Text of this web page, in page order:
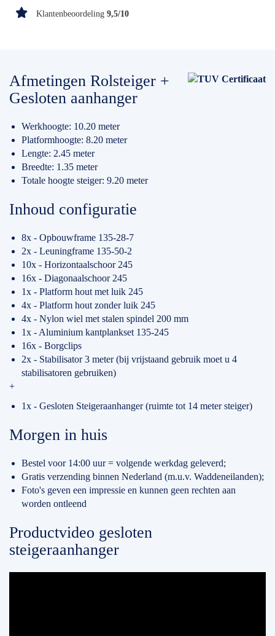
Klantenbeoordeling 9,5/10
Afmetingen Rolsteiger +
Gesloten aanhanger
Werkhoogte: 10.20 meter
Platformhoogte: 8.20 meter
Lengte: 2.45 meter
Breedte: 1.35 meter
Totale hoogte steiger: 9.20 meter
Inhoud configuratie
8x - Opbouwframe 135-28-7
2x - Leuningframe 135-50-2
10x - Horizontaalschoor 245
16x - Diagonaalschoor 245
1x - Platform hout met luik 245
4x - Platform hout zonder luik 245
4x - Nylon wiel met stalen spindel 200 mm
1x - Aluminium kantplankset 135-245
16x - Borgclips
2x - Stabilisator 3 meter (bij vrijstaand gebruik moet u 4
stabilisatoren gebruiken)
+
1x - Gesloten Steigeraanhanger (ruimte tot 14 meter steiger)
Morgen in huis
Bestel voor 14:00 uur = volgende werkdag geleverd;
Gratis verzending binnen Nederland (m.u.v. Waddeneilanden);
Foto's geven een impressie en kunnen geen rechten aan
worden ontleend
Productvideo gesloten
steigeraanhanger